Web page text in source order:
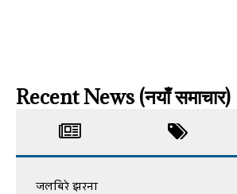
Recent News (नयाँ समाचार)
जलबिरे झरना